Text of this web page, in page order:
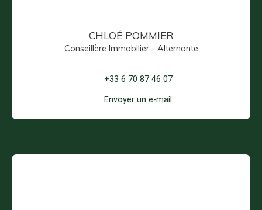
CHLOÉ POMMIER
Conseillère Immobilier - Alternante
+33 6 70 87 46 07
Envoyer un e-mail